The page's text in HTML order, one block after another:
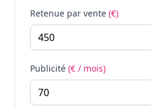
Retenue par vente (€)
Publicité (€ / mois)